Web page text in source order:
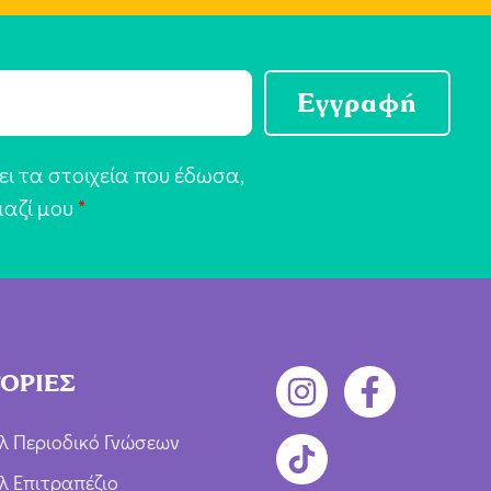
τα στοιχεία που έδωσα,
μου *
Εγγραφή
Περιοδικό Γνώσεων
Επιτραπέζιο